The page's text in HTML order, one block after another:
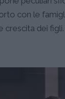
con le
crescita dei figli.